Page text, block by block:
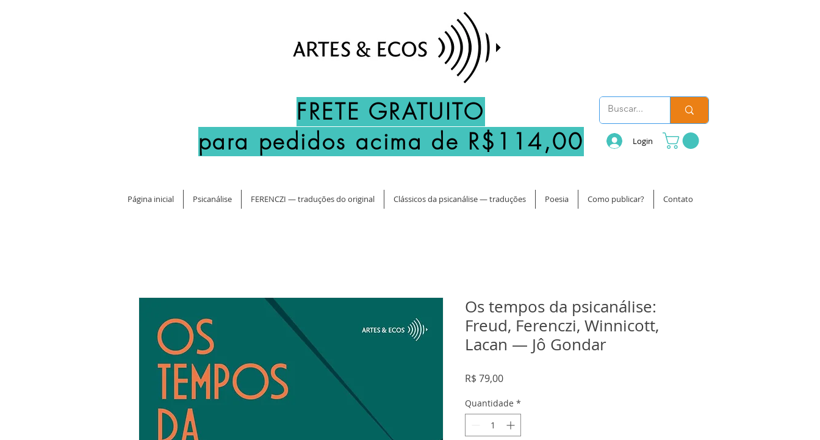
FRETE GRATUITO
para pedidos acima de R$114,00
Login
Página inicial Psicanálise FERENCZI — traduções do original Clássicos da psicanálise — traduções Poesia Como publicar? Contato
Os tempos da psicanálise:
Freud, Ferenczi, Winnicott,
Lacan — Jô Gondar
R$ 79,00Preço
Quantidade *